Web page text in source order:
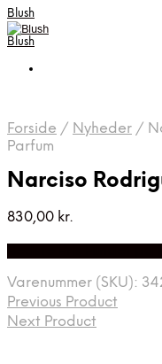
Blush
Blush
Forside / Nyheder /
Parfum
Narciso
830,00 kr.
Varenummer (SKU):
Previous Product
Next Product